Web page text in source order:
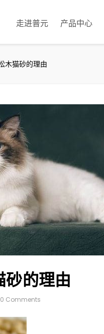
走进普元 产品中心
木猫砂的理由
的理由
0 Comments